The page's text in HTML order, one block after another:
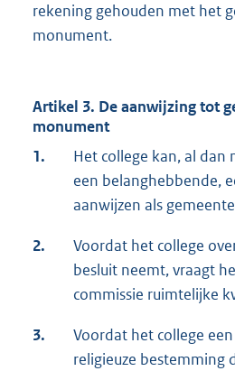
rekening gehouden met het
monument.
Artikel 3. De aanwijzing tot
monument
1.
Het college kan, al dan
een belanghebbende,
aanwijzen als
2.
Voordat het college
besluit neemt, vraagt
commissie ruimtelijke
3.
Voordat het college
religieuze bestemming